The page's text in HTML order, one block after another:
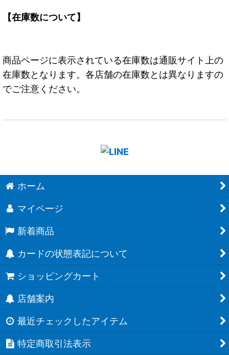
【在庫数について】
商品ページに表示されている在庫数は通販サイト上の
在庫数となります。各店舗の在庫数とは異なりますの
でご注意ください。
ホーム
マイページ
新着商品
カードの状態表記について
ショッピングカート
店舗案内
最近チェックしたアイテム
特定商取引法表示